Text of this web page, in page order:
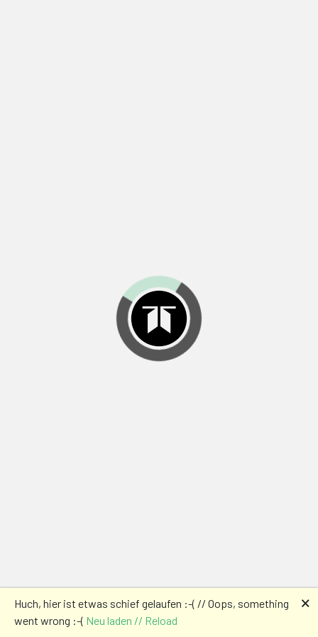
Huch, hier ist etwas schief gelaufen :-( // Oops, something
went wrong :-( Neu laden // Reload
🗙